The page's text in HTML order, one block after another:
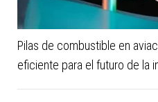
Pilas de combustible en
eficiente para el futuro de la